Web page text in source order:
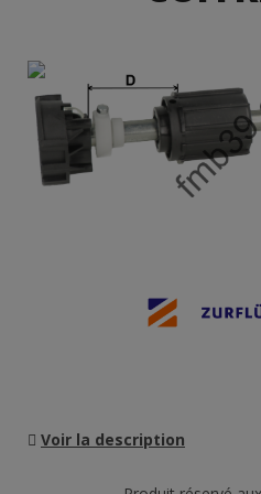
Voir la description